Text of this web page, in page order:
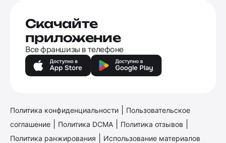
Скачайте
приложение
Все франшизы в телефоне
Политика конфиденциальности
Пользовательское
соглашение
Политика DCMA Политика отзывов
Политика ранжирования
Использование материалов